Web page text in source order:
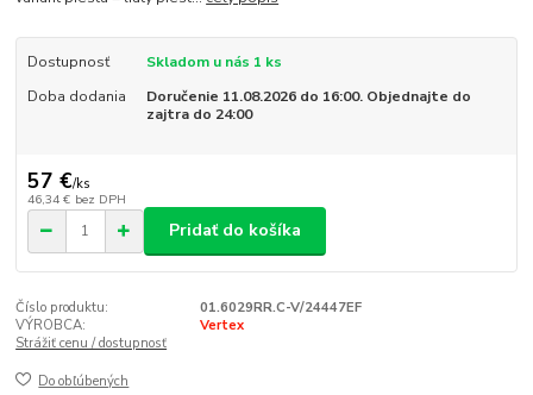
Dostupnosť
Skladom u nás 1 ks
Doba dodania
Doručenie 11.08.2026 do 16:00. Objednajte do
zajtra do 24:00
57 €/ks
46,34 € bez DPH
Pridať do košíka
Číslo produktu:
01.6029RR.C-V/24447EF
VÝROBCA:
Vertex
Strážiť cenu / dostupnosť
Do obľúbených